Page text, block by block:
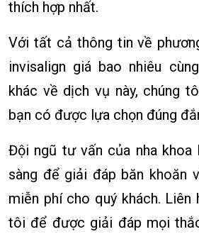
thích hợp nhất.
Với tất cả thông tin về
invisalign giá bao nhiêu
khác về dịch vụ này, chúng
bạn có được lựa chọn đúng
Đội ngũ tư vấn của nha khoa
sàng để giải đáp băn khoăn
miễn phí cho quý khách. Liên
tôi để được giải đáp mọi